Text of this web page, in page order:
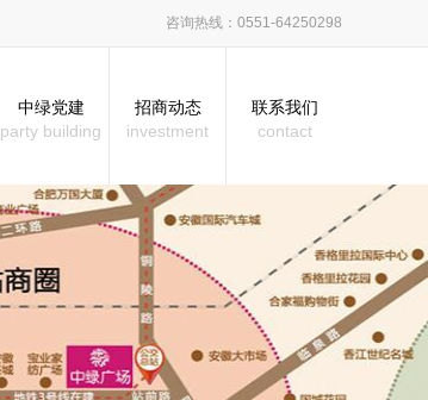
咨询热线：0551-64250298
中绿党建
party building
招商动态
investment
联系我们
contact